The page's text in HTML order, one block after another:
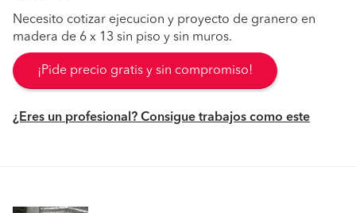
Necesito cotizar ejecucion y proyecto de granero en
madera de 6 x 13 sin piso y sin muros.
¡Pide precio gratis y sin compromiso!
¿Eres un profesional? Consigue trabajos como este